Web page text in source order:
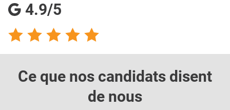
4.9/5
Ce que nos candidats disent
de nous